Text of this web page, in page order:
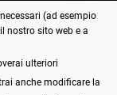
(ad esempio
nostro sito web e a
ulteriori
anche modificare la